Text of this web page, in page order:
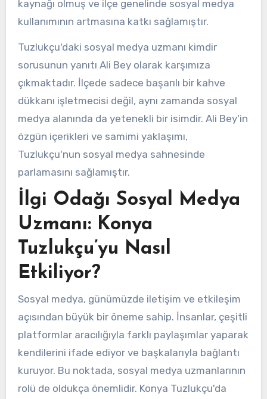
kaynağı olmuş ve ilçe genelinde sosyal medya
kullanımının artmasına katkı sağlamıştır.
Tuzlukçu'daki sosyal medya uzmanı kimdir
sorusunun yanıtı Ali Bey olarak karşımıza
çıkmaktadır. İlçede sadece başarılı bir kahve
dükkanı işletmecisi değil, aynı zamanda sosyal
medya alanında da yetenekli bir isimdir. Ali Bey'in
özgün içerikleri ve samimi yaklaşımı,
Tuzlukçu'nun sosyal medya sahnesinde
parlamasını sağlamıştır.
İlgi Odağı Sosyal Medya
Uzmanı: Konya
Tuzlukçu’yu Nasıl
Etkiliyor?
Sosyal medya, günümüzde iletişim ve etkileşim
açısından büyük bir öneme sahip. İnsanlar, çeşitli
platformlar aracılığıyla farklı paylaşımlar yaparak
kendilerini ifade ediyor ve başkalarıyla bağlantı
kuruyor. Bu noktada, sosyal medya uzmanlarının
rolü de oldukça önemlidir. Konya Tuzlukçu'da